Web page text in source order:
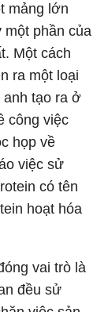
mảng lớn
một phần của
Một cách
ra một loại
tạo ra ở
công việc
họp về
việc sử
có tên
hoạt hóa
vai trò là
đều sử